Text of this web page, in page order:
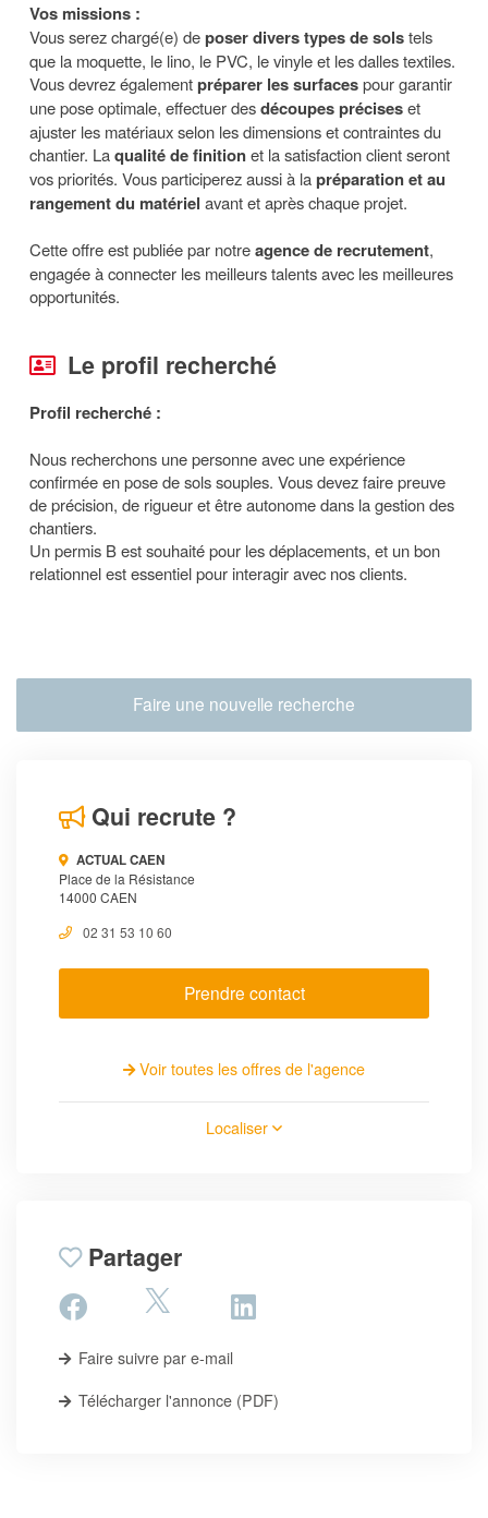
Vos missions :
Vous serez chargé(e) deposer divers types de solstels
que la moquette, le lino, le PVC, le vinyle et les dalles textiles.
Vous devrez égalementpréparer les surfacespour garantir
une pose optimale, effectuer desdécoupes préciseset
ajuster les matériaux selon les dimensions et contraintes du
chantier. Laqualité de finitionet la satisfaction client seront
vos priorités. Vous participerez aussi à lapréparation et au
rangement du matériel avant et après chaque projet.
Cette offre est publiée par notreagence de recrutement,
engagée à connecter les meilleurs talents avec les meilleures
opportunités.
Le profil recherché
Profil recherché :
Nous recherchons une personne avec une expérience
confirmée en pose de sols souples. Vous devez faire preuve
de précision, de rigueur et être autonome dans la gestion des
chantiers.
Un permis B est souhaité pour les déplacements, et un bon
relationnel est essentiel pour interagir avec nos clients.
Faire une nouvelle recherche
Qui recrute ?
ACTUAL CAEN
Place de la Résistance
14000 CAEN
02 31 53 10 60
Prendre contact
Voir toutes les offres de l'agence
Localiser
Partager
Faire suivre par e-mail
Télécharger l'annonce (PDF)